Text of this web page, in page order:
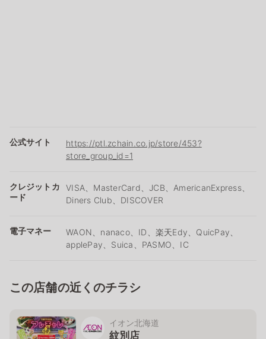
公式サイト
https://ptl.zchain.co.jp/store/453?
store_group_id=1
クレジットカ
ード
VISA、MasterCard、JCB、AmericanExpress、
Diners Club、DISCOVER
電子マネー
WAON、nanaco、ID、楽天Edy、QuicPay、
applePay、Suica、PASMO、IC
この店舗の近くのチラシ
イオン北海道
紋別店